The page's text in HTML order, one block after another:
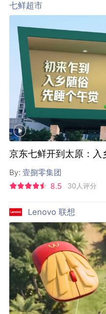
七鲜超市
京东七鲜开到太原：
By:壹捌零集团
8.5
30人评分
Lenovo 联想